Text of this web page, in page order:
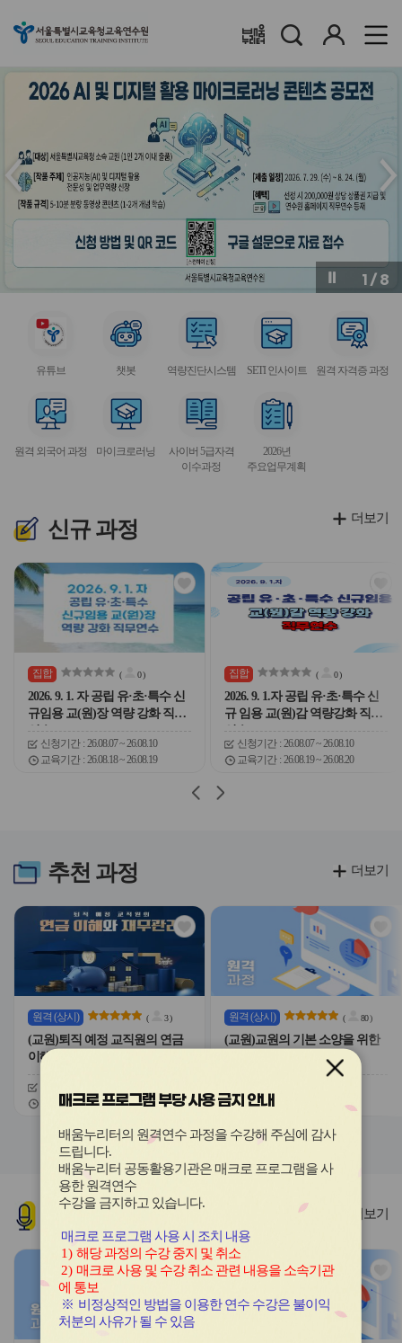
배움누리터
1 / 8
인
메
슬
다
음
버
서
스
이
콘
유튜브
서
스
이
콘
챗봇
서
스
이
콘
역량진단시스템
서
스
이
콘
SETI 인사이트
서
스
원격 자격증 과정
서
스
원격 외국어 과정
서
스
마이크로러닝
서
스
아
사이버 5급자격
이수과정
서
스
아
2026년
주요업무계획
신규 과정
관
심
아
콘
집합 ( 0)
2026. 9. 1. 자 공립 유·초·특수 신
규임용 교(원)장 역량 강화 직무
연수
신청기간
26.08.07 ~ 26.08.10
교육기간
26.08.18 ~ 26.08.19
심
아
콘
집합 ( 0)
2026. 9. 1.자 공립 유·초·특수 신
규 임용 교(원)감 역량강화 직무
연수
신청기간
26.08.07 ~ 26.08.10
교육기간
26.08.19 ~ 26.08.20
슬
전
슬
더보기
추천 과정
관
심
아
이
콘
원격 (상시) ( 3)
(교원)퇴직 예정 교직원의 연금
이해와 재무관리
교육기간
26.02.09 ~ 26.12.18
관
심
아
콘
원격 (상시) ( 80)
(교원)교원의 기본 소양을 위한
교육기간
26.02.09 ~ 26.12.18
슬
이
버
이
전
슬
이
다
음
더보기
인기과정
관
아
이
관
심
아
콘
더보기
매크로 프로그램 부당 사용 금지 안내
배움누리터의 원격연수 과정을 수강해 주심에 감사
드립니다.
배움누리터 공동활용기관은 매크로 프로그램을 사
용한원격연수
수강을 금지하고 있습니다.
매크로 프로그램 사용 시 조치 내용
1) 해당 과정의 수강 중지 및 취소
2) 매크로 사용 및 수강 취소 관련 내용을 소속기관
에 통보
※ 비정상적인 방법을 이용한 연수 수강은 불이익
처분의 사유가 될 수 있음